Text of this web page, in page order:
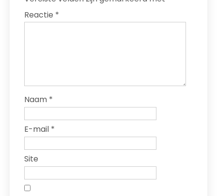
Reactie *
Naam *
E-mail *
Site